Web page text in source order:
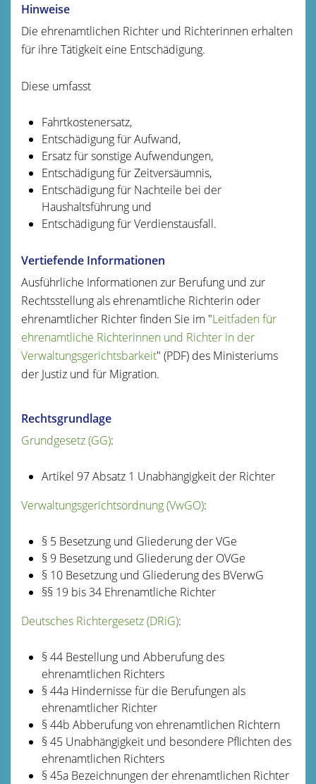
Hinweise
Die ehrenamtlichen Richter und Richterinnen erhalten
für ihre Tätigkeit eine Entschädigung.
Diese umfasst
Fahrtkostenersatz,
Entschädigung für Aufwand,
Ersatz für sonstige Aufwendungen,
Entschädigung für Zeitversäumnis,
Entschädigung für Nachteile bei der
Haushaltsführung und
Entschädigung für Verdienstausfall.
Vertiefende Informationen
Ausführliche Informationen zur Berufung und zur
Rechtsstellung als ehrenamtliche Richterin oder
ehrenamtlicher Richter finden Sie im "Leitfaden für
ehrenamtliche Richterinnen und Richter in der
Verwaltungsgerichtsbarkeit" (PDF) des Ministeriums
der Justiz und für Migration.
Rechtsgrundlage
Grundgesetz (GG):
Artikel 97 Absatz 1 Unabhängigkeit der Richter
Verwaltungsgerichtsordnung (VwGO):
§ 5 Besetzung und Gliederung der VGe
§ 9 Besetzung und Gliederung der OVGe
§ 10 Besetzung und Gliederung des BVerwG
§§ 19 bis 34 Ehrenamtliche Richter
Deutsches Richtergesetz (DRiG):
§ 44 Bestellung und Abberufung des
ehrenamtlichen Richters
§ 44a Hindernisse für die Berufungen als
ehrenamtlicher Richter
§ 44b Abberufung von ehrenamtlichen Richtern
§ 45 Unabhängigkeit und besondere Pflichten des
ehrenamtlichen Richters
§ 45a Bezeichnungen der ehrenamtlichen Richter